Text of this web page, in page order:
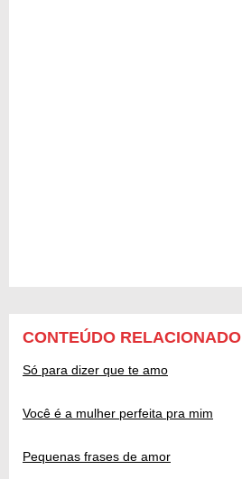
CONTEÚDO RELACIONADO
Só para dizer que te amo
Você é a mulher perfeita pra mim
Pequenas frases de amor